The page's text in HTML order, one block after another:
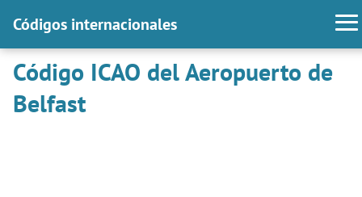
Códigos internacionales
Código ICAO del Aeropuerto de
Belfast